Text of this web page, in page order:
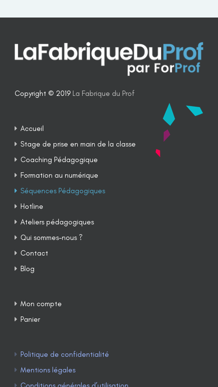
Copyright © 2019 La Fabrique du Prof
Accueil
Stage de prise en main de la classe
Coaching Pédagogique
Formation au numérique
Séquences Pédagogiques
Hotline
Ateliers pédagogiques
Qui sommes-nous ?
Contact
Blog
Mon compte
Panier
Politique de confidentialité
Mentions légales